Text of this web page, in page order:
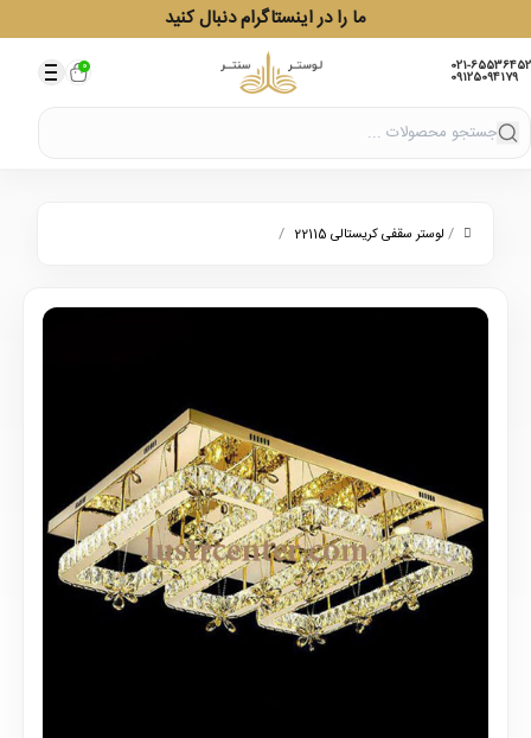
ما را در اینستاگرام دنبال کنید
021-65536452
09125094179
0
/ لوستر سقفی کریستالی 22115 /